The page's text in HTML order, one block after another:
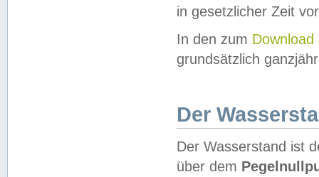
in gesetzlicher Zeit
In den zum Download
grundsätzlich
Der
Der Wasserstand ist
über dem